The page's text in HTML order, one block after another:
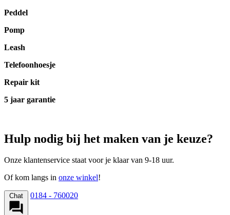
Peddel
Pomp
Leash
Telefoonhoesje
Repair kit
5 jaar garantie
Hulp nodig bij het maken van je keuze?
Onze klantenservice staat voor je klaar van 9-18 uur.
Of kom langs in onze winkel!
Chat 0184 - 760020